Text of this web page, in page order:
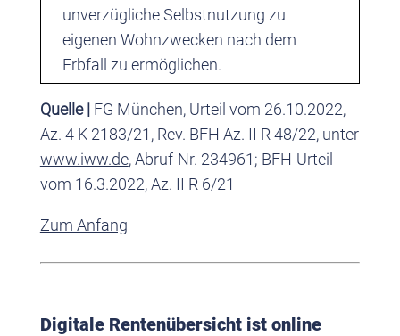
unverzügliche Selbstnutzung zu
eigenen Wohnzwecken nach dem
Erbfall zu ermöglichen.
Quelle | FG München, Urteil vom 26.10.2022,
Az. 4 K 2183/21, Rev. BFH Az. II R 48/22, unter
www.iww.de, Abruf-Nr. 234961; BFH-Urteil
vom 16.3.2022, Az. II R 6/21
Zum Anfang
Digitale Rentenübersicht ist online